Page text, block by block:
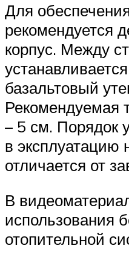
Для
рекомендуется
корпус. Между
базальтовый
Рекомендуемая
– 5 см. Порядок
в эксплуатацию
отличается от
В
использования
отопительной